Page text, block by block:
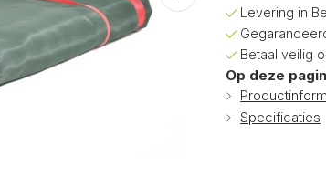
Levering in
Betaal veilig
Op deze
Specificaties